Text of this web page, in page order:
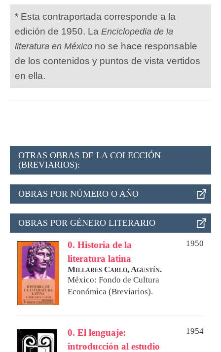
* Esta contraportada corresponde a la
edición de 1950. La Enciclopedia de la
literatura en México no se hace responsable
de los contenidos y puntos de vista vertidos
en ella.
OTRAS OBRAS DE LA COLECCIÓN
(BREVIARIOS):
OBRAS POR NÚMERO O AÑO
OBRAS POR GÉNERO LITERARIO
0. Historia de la
literatura latina
1950
Millares Carlo, Agustín.
México: Fondo de Cultura
Económica (Breviarios).
0. El lenguaje:
introducción al estudio
1954